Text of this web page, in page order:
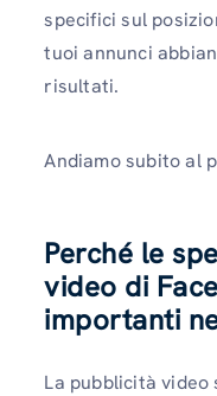
specifici sul
tuoi annunci
risultati.
Andiamo subito al
Perché le
video di
importanti
La pubblicità video